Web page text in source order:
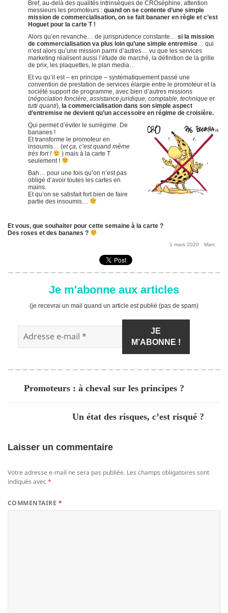
Bref, au-delà des qualités intrinsèques de CROséphine, attention
messieurs les promoteurs : quand on se contente d’une simple
mission de commercialisation, on se fait bananer en règle et c’est
Hoguet pour la carte T !
Alors qu’en revanche… de jurisprudence constante… si la mission
de commercialisation va plus loin qu’une simple entremise… qui
n’est alors qu’une mission parmi d’autres… vu que les services
marketing réalisent aussi l’étude de marché, la définition de la grille
de prix, les plaquettes, le plan media…
Et vu qu’il est – en principe – systématiquement passé une
convention de prestation de services élargie entre le promoteur et la
société support de programme, avec bien d’autres missions
(négociation foncière, assistance juridique, comptable, technique et
tutti quanti), la commercialisation dans son simple aspect
d’entremise ne devient qu’un accessoire en régime de croisière.
Qui permet d’éviter le surrégime. De
bananes !
Et transforme le promoteur en
insoumis… (et ça, c’est quand même
très fort !
) mais à la carte T
seulement !
Bah… pour une fois qu’on n’est pas
obligé d’avoir toutes les cartes en
mains.
Et qu’on se satisfait fort bien de faire
partie des insoumis…
Et vous, que souhaiter pour cette semaine à la carte ?
Des roses et des bananes ?
Posted
1 mars 2020 By
Marc
Je m'abonne aux articles
(je recevrai un mail quand un article est publié (pas de spam)
Article
précédent :
Promoteurs : à cheval sur les principes ?
Un état des risques, c’est risqué ?
Laisser un commentaire
Votre adresse e-mail ne sera pas publiée. Les champs obligatoires sont
indiqués avec*
COMMENTAIRE *